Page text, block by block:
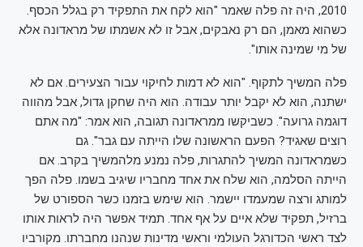
2010, היה זה פלה שאמר "הוא לקח את התפקיד רק בגלל הכסף.
כשהוא מאמן, הם רק נאבקים, אבל זו לא אשמתו של מראדונה אלא
של מי שמינה אותו".
פלה המשיך לתקוף. "הוא לא דמות לחיקוי עבור הצעירים. אם לא
ישתנה, הוא לא יקבל יותר עבודה. הוא היה שחקן גדול, אבל מהווה
דוגמה גרועה". כשביקשו ממראדונה תגובה, הוא אמר: "מה אתם
רוצים שאגיד? הפעם הראשונה שלו הייתה עם גבר". גם
כשמראדונה המשיך להתגרות, פלה נמנע מלהמשיך בקרב. אם
הייתה הסלמה, הוא שלח את אחד מחבריו שיגיב בשמו. פלה הפך
למותג ורצה שמעמדו יישמר. הוא שימש בזמנו כשר הספורט של
ברזיל, תפקיד שלא איים על אף אחד. תמיד אפשר היה לראות אותו
לצד ראשי הכדורגל העולמי וראשי מדינות שנהנו מחברתו. מקורביו